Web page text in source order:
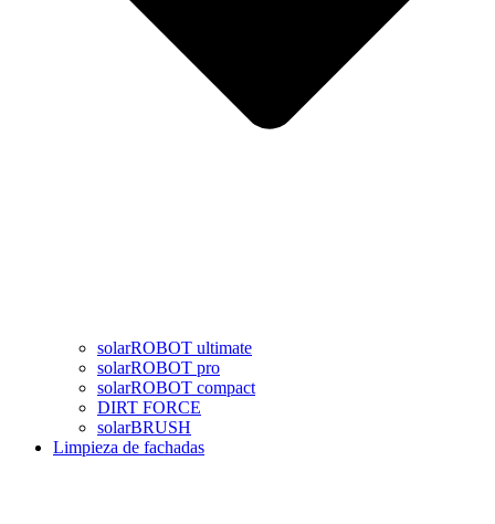
solarROBOT ultimate
solarROBOT pro
solarROBOT compact
DIRT FORCE
solarBRUSH
Limpieza de fachadas